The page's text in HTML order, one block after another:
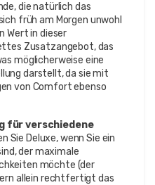
die natürlich das
früh am Morgen unwohl
Wert in dieser
Zusatzangebot, das
möglicherweise eine
darstellt, da sie mit
von Comfort ebenso
für verschiedene
Sie Deluxe, wenn Sie ein
der maximale
möchte (der
allein rechtfertigt das